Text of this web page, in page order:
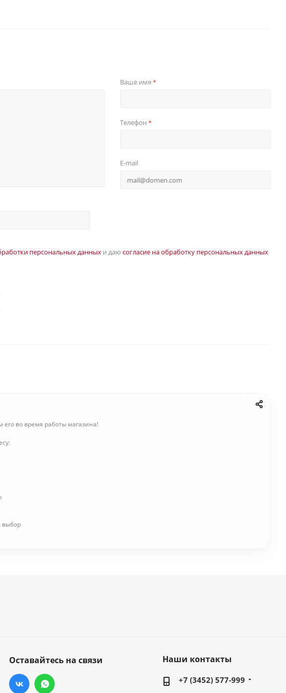
Ваше имя *
Телефон *
E-mail
персональных данныхи даю согласие на обработку персональных данных
во время работы магазина!
выбор
Оставайтесь на связи Наши контакты
+7 (3452) 577-999